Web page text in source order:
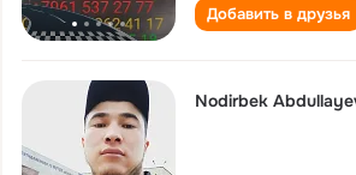
Добавить в друзья
Nodirbek